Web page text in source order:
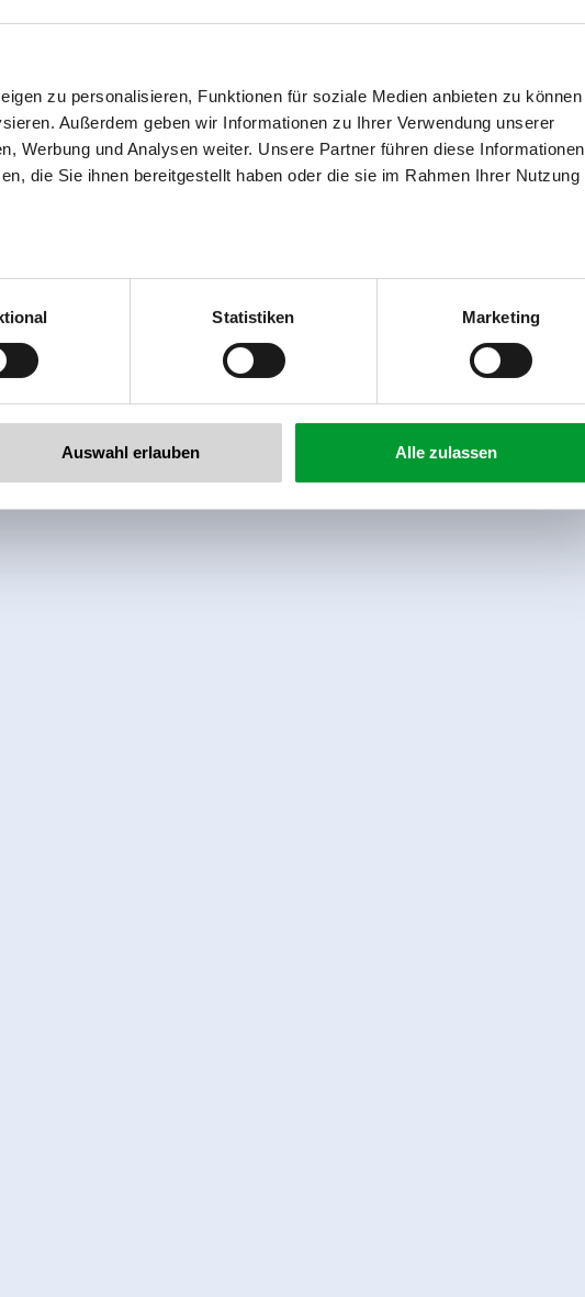
zu personalisieren, Funktionen für soziale Medien anbieten zu können
Außerdem geben wir Informationen zu Ihrer Verwendung unserer
Werbung und Analysen weiter. Unsere Partner führen diese Informationen
die Sie ihnen bereitgestellt haben oder die sie im Rahmen Ihrer Nutzung
Statistiken Marketing
Auswahl erlauben Alle zulassen